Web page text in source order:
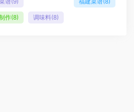
作(8) 调味料(8)